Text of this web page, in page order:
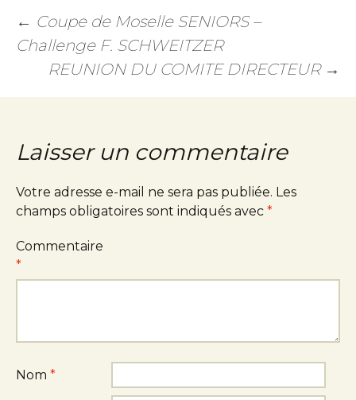
← Coupe de Moselle SENIORS –
Challenge F. SCHWEITZER
REUNION DU COMITE DIRECTEUR →
Laisser un commentaire
Votre adresse e-mail ne sera pas publiée. Les
champs obligatoires sont indiqués avec *
Commentaire
*
Nom *